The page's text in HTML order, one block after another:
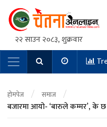
२२ साउन २०८३, शुक्रवार
Main
होमपेज / समाज /
बजारमा आयो- ‘बारुले कम्मर’, के